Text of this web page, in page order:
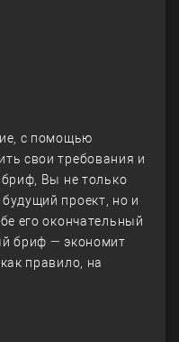
с помощью
свои требования и
Вы не только
проект, но и
его окончательный
бриф — экономит
правило, на